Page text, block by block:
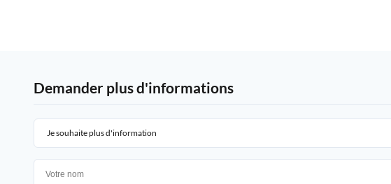
Demander plus d'informations
Je souhaite plus d'information